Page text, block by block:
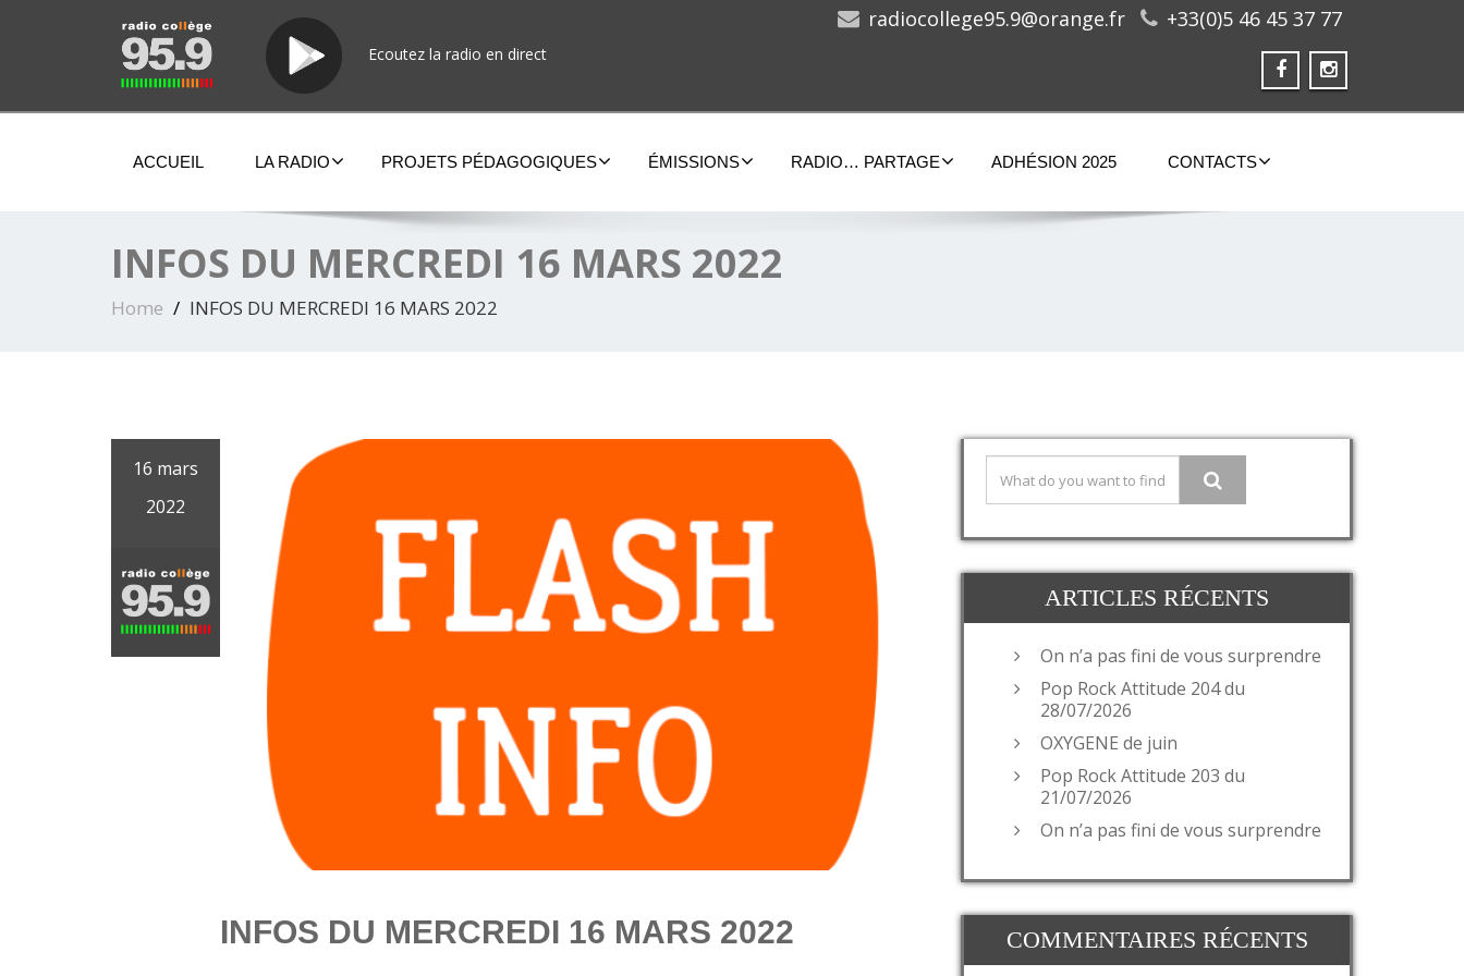
Ecoutez la radio en direct
radiocollege95.9@orange.fr +33(0)5 46 45 37 77
ACCUEIL LA RADIO PROJETS PÉDAGOGIQUES ÉMISSIONS RADIO… PARTAGE ADHÉSION 2025 CONTACTS
INFOS DU MERCREDI 16 MARS 2022
Home INFOS DU MERCREDI 16 MARS 2022
16 mars
2022
INFOS DU MERCREDI 16 MARS 2022
ARTICLES RÉCENTS
On n’a pas fini de vous surprendre
Pop Rock Attitude 204 du
28/07/2026
OXYGENE de juin
Pop Rock Attitude 203 du
21/07/2026
On n’a pas fini de vous surprendre
COMMENTAIRES RÉCENTS